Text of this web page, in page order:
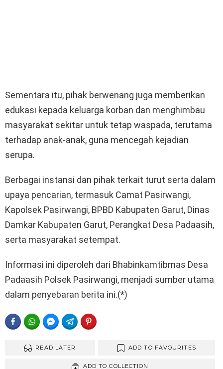
Sementara itu, pihak berwenang juga memberikan
edukasi kepada keluarga korban dan menghimbau
masyarakat sekitar untuk tetap waspada, terutama
terhadap anak-anak, guna mencegah kejadian
serupa.
Berbagai instansi dan pihak terkait turut serta dalam
upaya pencarian, termasuk Camat Pasirwangi,
Kapolsek Pasirwangi, BPBD Kabupaten Garut, Dinas
Damkar Kabupaten Garut, Perangkat Desa Padaasih,
serta masyarakat setempat.
Informasi ini diperoleh dari Bhabinkamtibmas Desa
Padaasih Polsek Pasirwangi, menjadi sumber utama
dalam penyebaran berita ini.(*)
FACEBOOKWHATSAPPFACEBOOK MESSENGER
TELEGRAM
READ LATER ADD TO FAVOURITES
ADD TO COLLECTION